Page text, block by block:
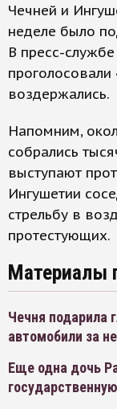
Чечней и
неделе было
В пресс-
проголосовали
воздержались.
Напомним,
собрались
выступают
Ингушетии
стрельбу в
протестующих.
Материалы
Чечня подарила
автомобили за
Еще одна дочь